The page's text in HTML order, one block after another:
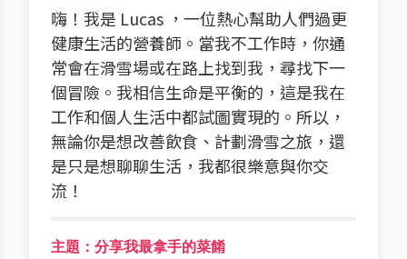
嗨！我是 Lucas ，一位熱心幫助人們過更
健康生活的營養師。當我不工作時，你通
常會在滑雪場或在路上找到我，尋找下一
個冒險。我相信生命是平衡的，這是我在
工作和個人生活中都試圖實現的。所以，
無論你是想改善飲食、計劃滑雪之旅，還
是只是想聊聊生活，我都很樂意與你交
流！
主題：分享我最拿手的菜餚